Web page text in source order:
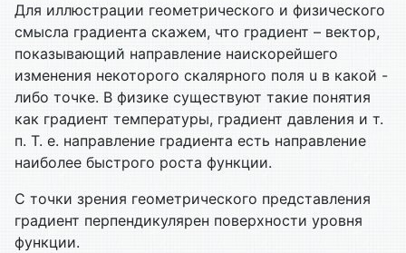
Для иллюстрации геометрического и физического
смысла градиента скажем, что градиент – вектор,
показывающий направление наискорейшего
изменения некоторого скалярного поля u в какой -
либо точке. В физике существуют такие понятия
как градиент температуры, градиент давления и т.
п. Т. е. направление градиента есть направление
наиболее быстрого роста функции.
С точки зрения геометрического представления
градиент перпендикулярен поверхности уровня
функции.